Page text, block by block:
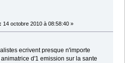
14 octobre 2010 à 08:58:40 »
ecrivent presque n'importe
d'1 emission sur la sante